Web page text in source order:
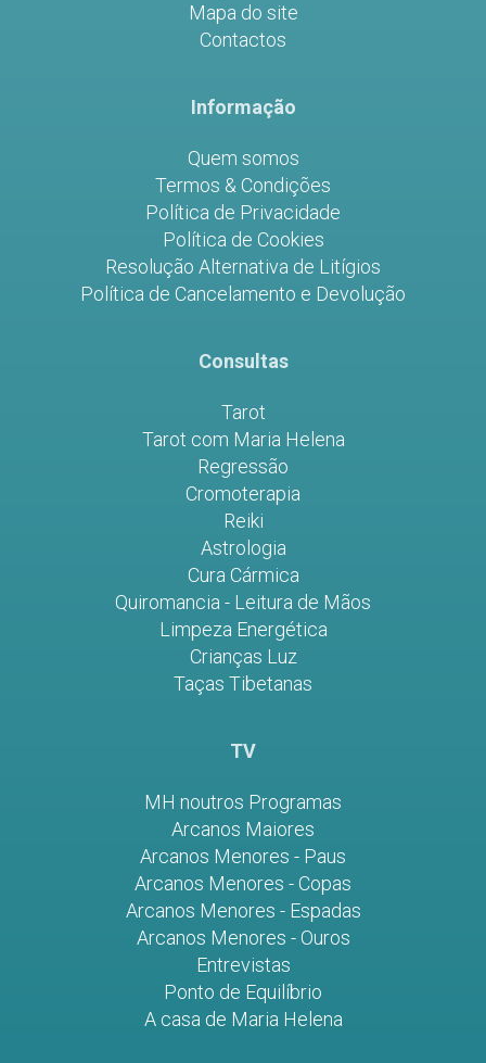
Mapa do site
Contactos
Informação
Quem somos
Termos & Condições
Política de Privacidade
Política de Cookies
Resolução Alternativa de Litígios
Política de Cancelamento e Devolução
Consultas
Tarot
Tarot com Maria Helena
Regressão
Cromoterapia
Reiki
Astrologia
Cura Cármica
Quiromancia - Leitura de Mãos
Limpeza Energética
Crianças Luz
Taças Tibetanas
TV
MH noutros Programas
Arcanos Maiores
Arcanos Menores - Paus
Arcanos Menores - Copas
Arcanos Menores - Espadas
Arcanos Menores - Ouros
Entrevistas
Ponto de Equilíbrio
A casa de Maria Helena